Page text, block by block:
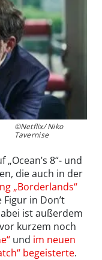
©Netflix/ Niko
Tavernise
8“- und
die auch in der
„Borderlands“
in Don’t
ist außerdem
kurzem noch
und im neuen
begeisterte.